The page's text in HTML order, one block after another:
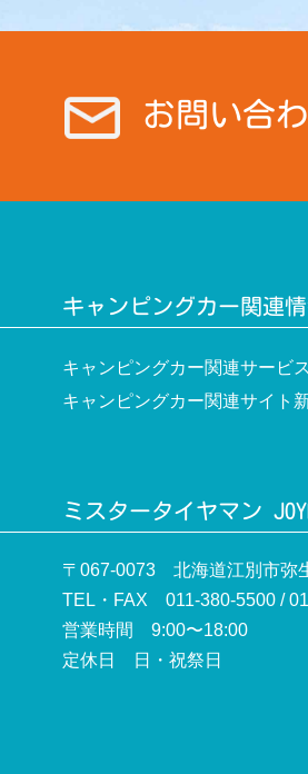
お問い合
キャンピングカー関連
キャンピングカー関連サービス
キャンピングカー関連サイト
ミスタータイヤマン
〒067-0073 北海道江別市弥
TEL・FAX 011-380-5500 /
営業時間 9:00〜18:00
定休日 日・祝祭日